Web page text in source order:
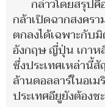
กล่าวโดยสรุป
กล้าเปิดฉากสงคร
ตกลงได้เฉพาะกับ
อังกฤษ ญี่ปุ่น เกาห
ซึ่งประเทศเหล่านี้
ล้านดอลลาร์ในอเ
ประเทศอียูยังต้อง